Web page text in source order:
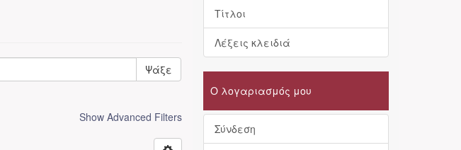
Ψάξε
Show Advanced Filters
Τίτλοι
Λέξεις κλειδιά
Ο λογαριασμός μου
Σύνδεση